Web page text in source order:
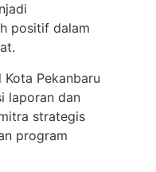
positif dalam
Pekanbaru
laporan dan
strategis
program